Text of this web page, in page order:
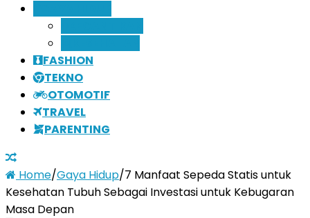
FASHION
TEKNO
OTOMOTIF
TRAVEL
PARENTING
Home/Gaya Hidup/7 Manfaat Sepeda Statis untuk
Kesehatan Tubuh Sebagai Investasi untuk Kebugaran
Masa Depan